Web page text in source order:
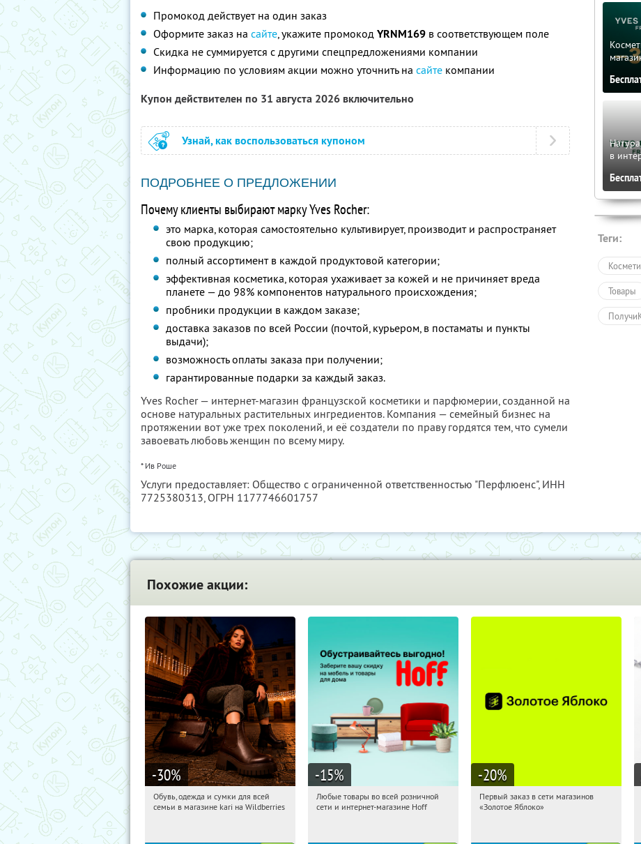
Промокод действует на один заказ
Оформите заказ на сайте, укажите промокод YRNM169 в соответствующем поле
Скидка не суммируется с другими спецпредложениями компании
Информацию по условиям акции можно уточнить на сайте компании
Купон действителен по 31 августа 2026 включительно
Узнай, как воспользоваться купоном
ПОДРОБНЕЕ О ПРЕДЛОЖЕНИИ
Почему клиенты выбирают марку Yves Rocher:
это марка, которая самостоятельно культивирует, производит и распространяет
свою продукцию;
полный ассортимент в каждой продуктовой категории;
эффективная косметика, которая ухаживает за кожей и не причиняет вреда
планете — до 98% компонентов натурального происхождения;
пробники продукции в каждом заказе;
доставка заказов по всей России (почтой, курьером, в постаматы и пункты
выдачи);
возможность оплаты заказа при получении;
гарантированные подарки за каждый заказ.
Yves Rocher — интернет-магазин французской косметики и парфюмерии, созданной на
основе натуральных растительных ингредиентов. Компания — семейный бизнес на
протяжении вот уже трех поколений, и её создатели по праву гордятся тем, что сумели
завоевать любовь женщин по всему миру.
* Ив Роше
Услуги предоставляет: Общество с ограниченной ответственностью "Перфлюенс", ИНН
7725380313, ОГРН 1177746601757
в
Теги:
Товары
Похожие акции:
-30%
08:50:16 Получили:
Обувь, одежда и сумки для всей
семьи в магазине kari на Wildberries
-15%
08:50:16 Получили:
Любые товары во всей розничной
сети и интернет-магазине Hoff
-20%
08:50:16
Получи первым!
Первый заказ в сети магазинов
«Золотое Яблоко»